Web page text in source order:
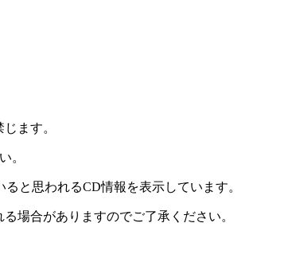
ます。
。
と思われるCD情報を表示しています。
場合がありますのでご了承ください。